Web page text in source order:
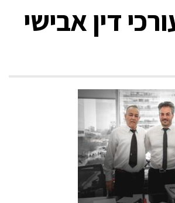
דין אבישי